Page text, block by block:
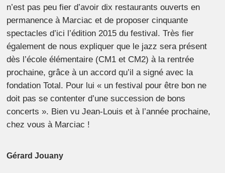
n’est pas peu fier d’avoir dix restaurants ouverts en
permanence à Marciac et de proposer cinquante
spectacles d’ici l’édition 2015 du festival. Très fier
également de nous expliquer que le jazz sera présent
dès l’école élémentaire (CM1 et CM2) à la rentrée
prochaine, grâce à un accord qu’il a signé avec la
fondation Total. Pour lui « un festival pour être bon ne
doit pas se contenter d’une succession de bons
concerts ». Bien vu Jean-Louis et à l’année prochaine,
chez vous à Marciac !
Gérard Jouany